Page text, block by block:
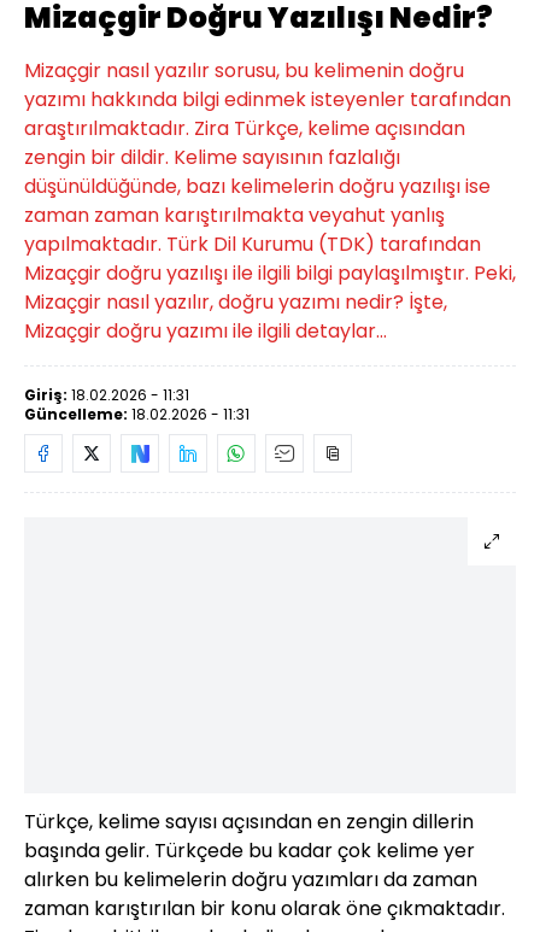
Mizaçgir Doğru Yazılışı Nedir?
Mizaçgir nasıl yazılır sorusu, bu kelimenin doğru
yazımı hakkında bilgi edinmek isteyenler tarafından
araştırılmaktadır. Zira Türkçe, kelime açısından
zengin bir dildir. Kelime sayısının fazlalığı
düşünüldüğünde, bazı kelimelerin doğru yazılışı ise
zaman zaman karıştırılmakta veyahut yanlış
yapılmaktadır. Türk Dil Kurumu (TDK) tarafından
Mizaçgir doğru yazılışı ile ilgili bilgi paylaşılmıştır. Peki,
Mizaçgir nasıl yazılır, doğru yazımı nedir? İşte,
Mizaçgir doğru yazımı ile ilgili detaylar...
Giriş: 18.02.2026 - 11:31
Güncelleme: 18.02.2026 - 11:31
Türkçe, kelime sayısı açısından en zengin dillerin
başında gelir. Türkçede bu kadar çok kelime yer
alırken bu kelimelerin doğru yazımları da zaman
zaman karıştırılan bir konu olarak öne çıkmaktadır.